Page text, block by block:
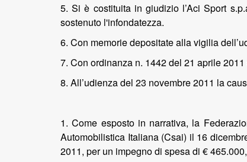
5. Si è costituita in giudizio l’Aci Sport
sostenuto l'infondatezza.
6. Con memorie depositate alla vigilia
7. Con ordinanza n. 1442 del 21 aprile
8. All’udienza del 23 novembre 2011 la
1. Come esposto in narrativa, la
Automobilistica Italiana (Csai) il 16
2011, per un impegno di spesa di €